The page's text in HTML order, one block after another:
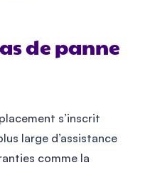
de panne
s’inscrit
large d’assistance
comme la